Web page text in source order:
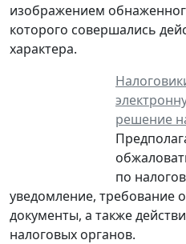
изображением
которого совершались
характера.
решение
по
уведомление, требование
документы, а также
налоговых органов.